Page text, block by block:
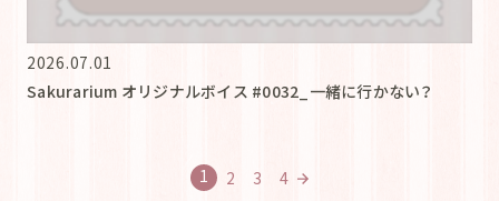
2026.07.01
Sakurarium オリジナルボイス #0032_一緒に行かない？
1 2 3 4